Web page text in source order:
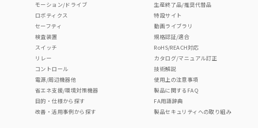
モーション/ドライブ
ロボティクス
セーフティ
検査装置
スイッチ
リレー
コントロール
電源/周辺機器他
省エネ支援/環境対策機器
目的・仕様から探す
改善・活用事例から探す
生産終了品/推奨代替品
特設サイト
動画ライブラリ
規格認証/適合
RoHS/REACH対応
カタログ/マニュアル訂正
技術解説
使用上の注意事項
製品に関するFAQ
FA用語辞典
製品セキュリティへの取り組み